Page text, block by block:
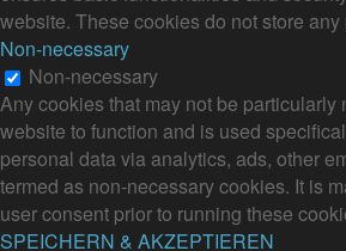
website. These cookies do not store
Non-necessary
Non-necessary
Any cookies that may not be particularly
website to function and is used
personal data via analytics, ads, other
termed as non-necessary cookies. It is
user consent prior to running these
SPEICHERN & AKZEPTIEREN